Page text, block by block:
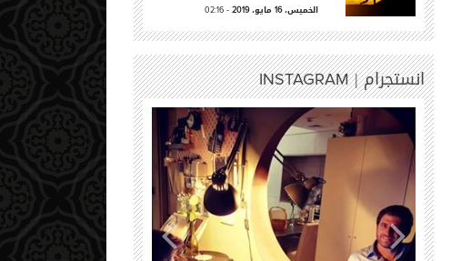
الخميس،16مايو،2019
-
02:16
انستجرام |INSTAGRAM